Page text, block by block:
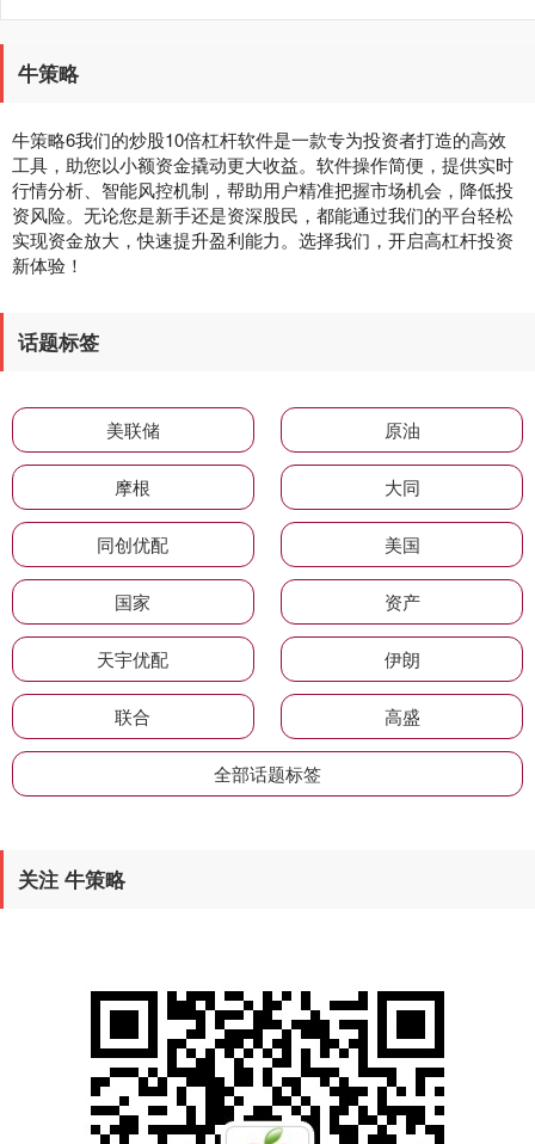
牛策略
牛策略6我们的炒股10倍杠杆软件是一款专为投资者打造的高效
工具，助您以小额资金撬动更大收益。软件操作简便，提供实时
行情分析、智能风控机制，帮助用户精准把握市场机会，降低投
资风险。无论您是新手还是资深股民，都能通过我们的平台轻松
实现资金放大，快速提升盈利能力。选择我们，开启高杠杆投资
新体验！
话题标签
美联储 原油
摩根 大同
同创优配 美国
国家 资产
天宇优配 伊朗
联合 高盛
全部话题标签
关注 牛策略